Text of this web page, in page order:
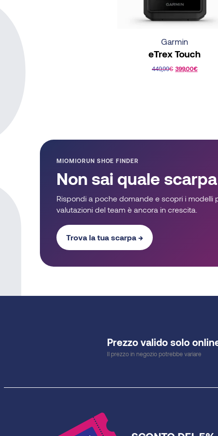
Garmin
eTrex Touch
449,99€ 399,00€
MIOMIORUN SHOE FINDER
Non sai quale
Rispondi a poche domande e scopri i
valutazioni del team è ancora in crescita.
Trova la tua scarpa →
Prezzo valido solo
Il prezzo in negozio potrebbe variare